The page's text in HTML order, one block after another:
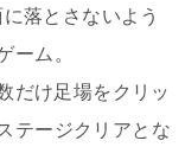
落とさないよう
ーム。
だけ足場をクリッ
テージクリアとな